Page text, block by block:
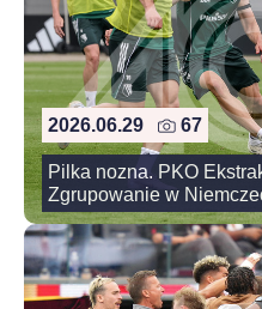
2026.06.29 67
Pilka nozna. PKO
Zgrupowanie w